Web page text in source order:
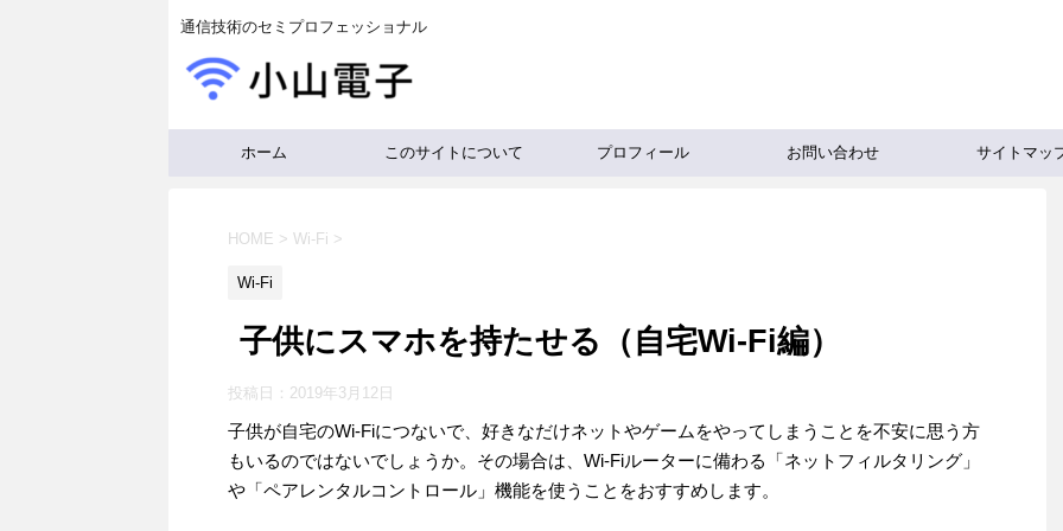
通信技術のセミプロフェッショナル
ホーム このサイトについて プロフィール お問い合わせ サイトマッ
HOME > Wi-Fi >
Wi-Fi
子供にスマホを持たせる（自宅Wi-Fi編）
投稿日： 2019年3月12日
子供が自宅のWi-Fiにつないで、好きなだけネットやゲームをやってしまうことを不安に思う方
もいるのではないでしょうか。その場合は、Wi-Fiルーターに備わる「ネットフィルタリング」
や「ペアレンタルコントロール」機能を使うことをおすすめします。